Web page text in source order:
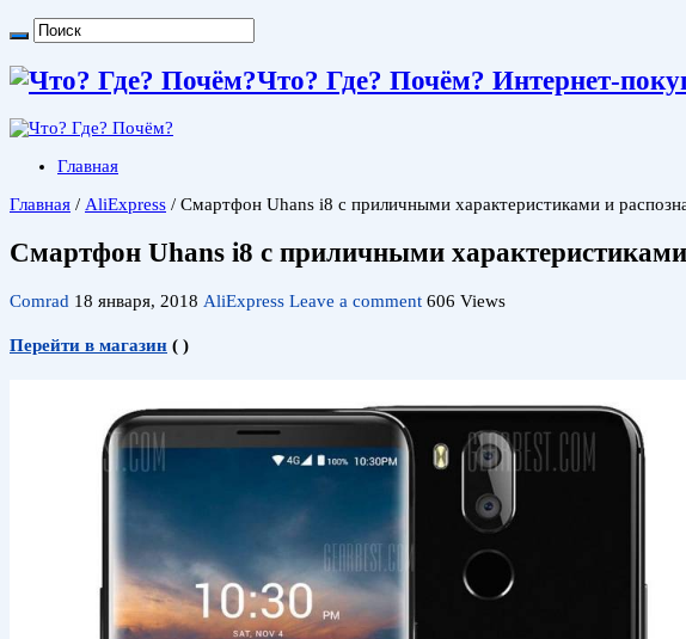
Что? Где? Почём? Интернет-
Главная
Главная / AliExpress / Смартфон Uhans i8 с приличными характеристиками и
Смартфон Uhans i8 с приличными
Comrad 18 января, 2018 AliExpress Leave a comment 606 Views
Перейти в магазин ( )